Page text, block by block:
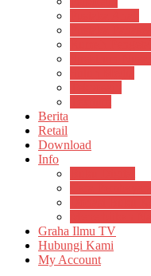
Berita
Retail
Download
Info
Graha Ilmu TV
Hubungi Kami
My Account